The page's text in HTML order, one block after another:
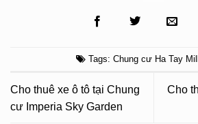
Tags: Chung cư Ha Tay
Cho thuê xe ô tô tại Chung
cư Imperia Sky Garden
Cho